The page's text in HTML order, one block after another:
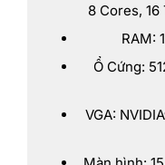
8 Cores,
RAM:
Ổ Cứng:
VGA: